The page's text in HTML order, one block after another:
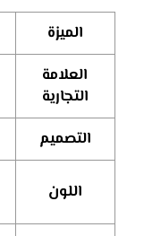
الميزة
العلامة
التجارية
التصميم
اللون